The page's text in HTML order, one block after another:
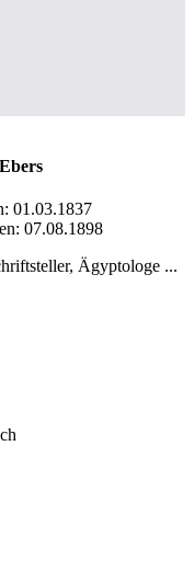
01.03.1837
07.08.1898
Ägyptologe ...